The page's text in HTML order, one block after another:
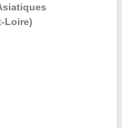
Loire)